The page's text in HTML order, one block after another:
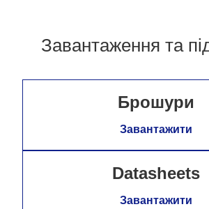
Завантаження та
Брошури
Завантажити
Datasheets
Завантажити